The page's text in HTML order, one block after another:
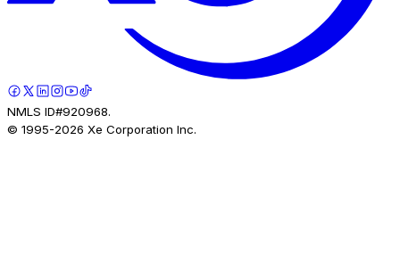
NMLS ID#920968.
© 1995-2026 Xe Corporation Inc.